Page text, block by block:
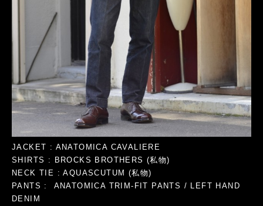
JACKET : ANATOMICA CAVALIERE
SHIRTS : BROCKS BROTHERS (私物)
NECK TIE : AQUASCUTUM (私物)
PANTS : ANATOMICA TRIM-FIT PANTS / LEFT HAND
DENIM